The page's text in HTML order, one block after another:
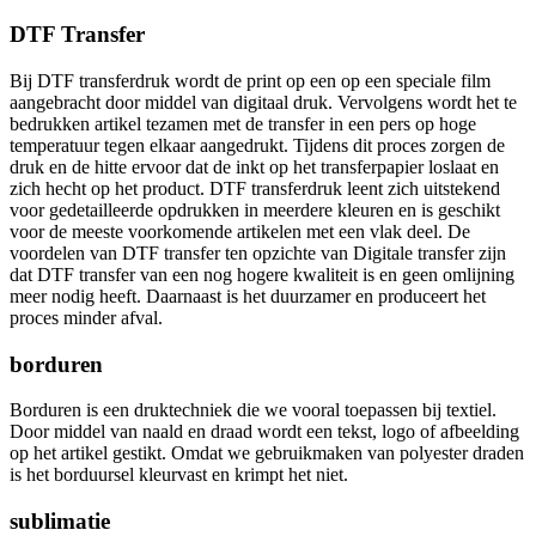
DTF Transfer
Bij DTF transferdruk wordt de print op een op een speciale film
aangebracht door middel van digitaal druk. Vervolgens wordt het te
bedrukken artikel tezamen met de transfer in een pers op hoge
temperatuur tegen elkaar aangedrukt. Tijdens dit proces zorgen de
druk en de hitte ervoor dat de inkt op het transferpapier loslaat en
zich hecht op het product. DTF transferdruk leent zich uitstekend
voor gedetailleerde opdrukken in meerdere kleuren en is geschikt
voor de meeste voorkomende artikelen met een vlak deel. De
voordelen van DTF transfer ten opzichte van Digitale transfer zijn
dat DTF transfer van een nog hogere kwaliteit is en geen omlijning
meer nodig heeft. Daarnaast is het duurzamer en produceert het
proces minder afval.
borduren
Borduren is een druktechniek die we vooral toepassen bij textiel.
Door middel van naald en draad wordt een tekst, logo of afbeelding
op het artikel gestikt. Omdat we gebruikmaken van polyester draden
is het borduursel kleurvast en krimpt het niet.
sublimatie